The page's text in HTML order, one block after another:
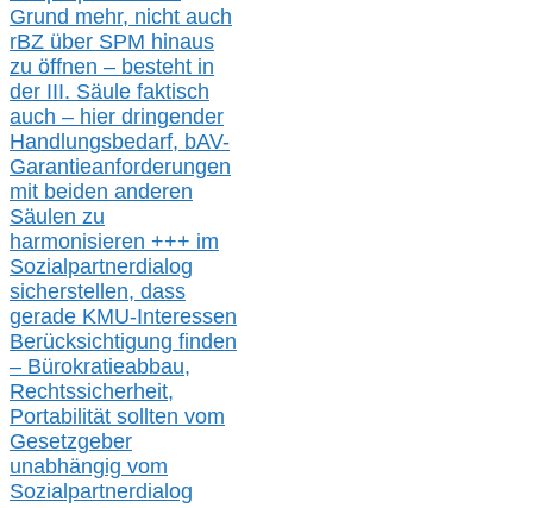
Grund mehr, nicht auch
rBZ über SPM hinaus
zu öffnen – besteht in
der III. Säule faktisch
auch – hier dringender
Handlungsbedarf, bAV-
Garantieanforderungen
mit beiden anderen
Säulen zu
harmonisieren +++ im
Sozialpartnerdialog
sicherstellen, dass
gerade KMU-Interessen
Berücksichtigung finden
– Bürokratieabbau,
Rechtssicherheit,
Portabilität sollten vom
Gesetzgeber
unabhängig vom
Sozialpartnerdialog